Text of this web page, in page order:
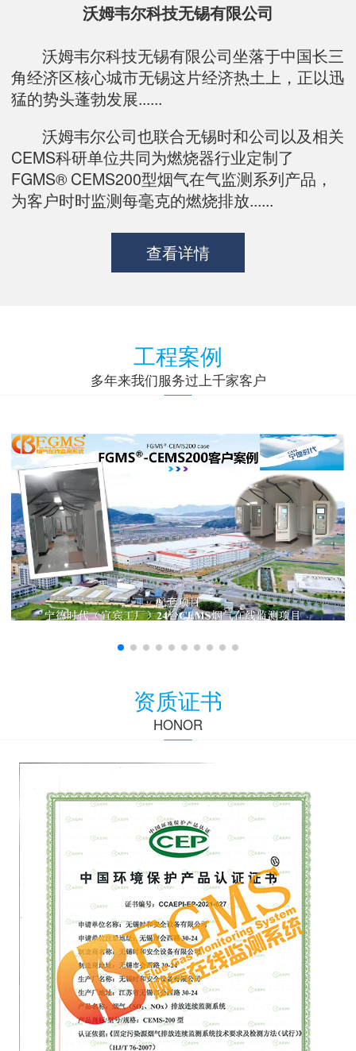
沃姆韦尔科技无锡有限公司
沃姆韦尔科技无锡有限公司坐落于中国长三
角经济区核心城市无锡这片经济热土上，正以迅
猛的势头蓬勃发展......
沃姆韦尔公司也联合无锡时和公司以及相关
CEMS科研单位共同为燃烧器行业定制了
FGMS® CEMS200型烟气在气监测系列产品，
为客户时时监测每毫克的燃烧排放......
查看详情
工程案例
多年来我们服务过上千家客户
资质证书
HONOR